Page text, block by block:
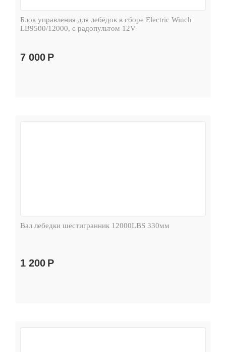
Блок управления для лебёдок в сборе Electric Winch
LB9500/12000, с радопультом 12V
7 000 Р
Вал лебедки шестигранник 12000LBS 330мм
1 200 Р